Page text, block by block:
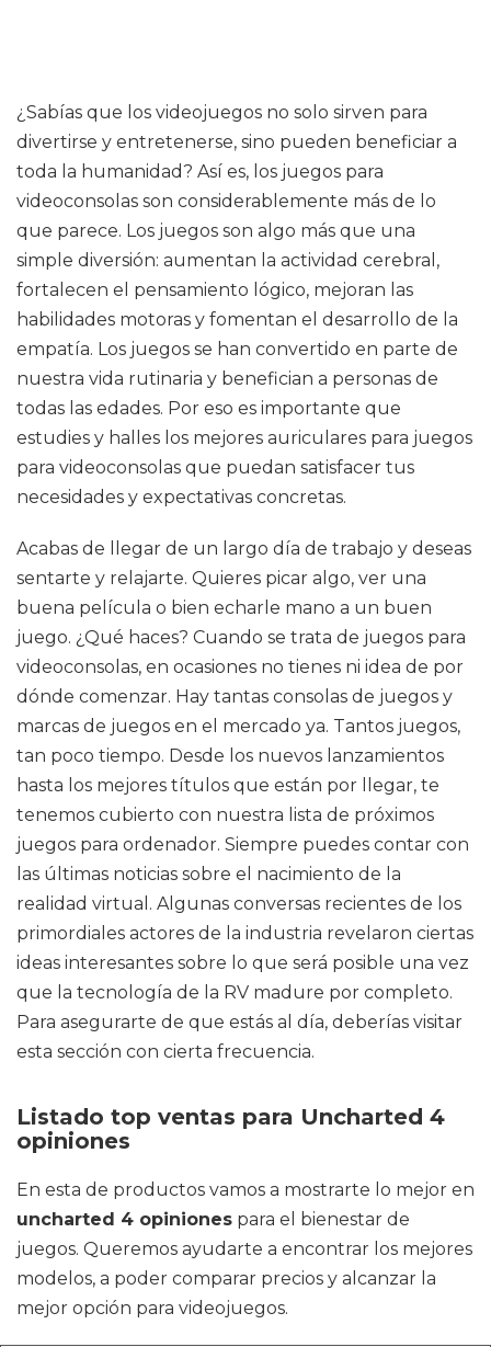
¿Sabías que los videojuegos no solo sirven para
divertirse y entretenerse, sino pueden beneficiar a
toda la humanidad? Así es, los juegos para
videoconsolas son considerablemente más de lo
que parece. Los juegos son algo más que una
simple diversión: aumentan la actividad cerebral,
fortalecen el pensamiento lógico, mejoran las
habilidades motoras y fomentan el desarrollo de la
empatía. Los juegos se han convertido en parte de
nuestra vida rutinaria y benefician a personas de
todas las edades. Por eso es importante que
estudies y halles los mejores auriculares para juegos
para videoconsolas que puedan satisfacer tus
necesidades y expectativas concretas.
Acabas de llegar de un largo día de trabajo y deseas
sentarte y relajarte. Quieres picar algo, ver una
buena película o bien echarle mano a un buen
juego. ¿Qué haces? Cuando se trata de juegos para
videoconsolas, en ocasiones no tienes ni idea de por
dónde comenzar. Hay tantas consolas de juegos y
marcas de juegos en el mercado ya. Tantos juegos,
tan poco tiempo. Desde los nuevos lanzamientos
hasta los mejores títulos que están por llegar, te
tenemos cubierto con nuestra lista de próximos
juegos para ordenador. Siempre puedes contar con
las últimas noticias sobre el nacimiento de la
realidad virtual. Algunas conversas recientes de los
primordiales actores de la industria revelaron ciertas
ideas interesantes sobre lo que será posible una vez
que la tecnología de la RV madure por completo.
Para asegurarte de que estás al día, deberías visitar
esta sección con cierta frecuencia.
Listado top ventas para Uncharted 4
opiniones
En esta de productos vamos a mostrarte lo mejor en
uncharted 4 opiniones para el bienestar de
juegos. Queremos ayudarte a encontrar los mejores
modelos, a poder comparar precios y alcanzar la
mejor opción para videojuegos.